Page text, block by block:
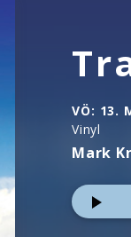
VÖ: 13.
Vinyl
Mark